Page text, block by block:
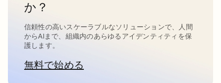
か？
信頼性の高いスケーラブルなソリューションで、人間
からAIまで、組織内のあらゆるアイデンティティを保
護します。
無料で始める新しいタブで開く